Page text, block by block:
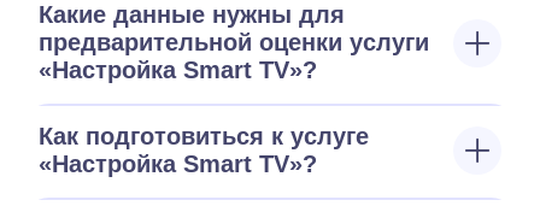
Какие данные нужны для
предварительной оценки услуги
«Настройка Smart TV»?
Как подготовиться к услуге
«Настройка Smart TV»?